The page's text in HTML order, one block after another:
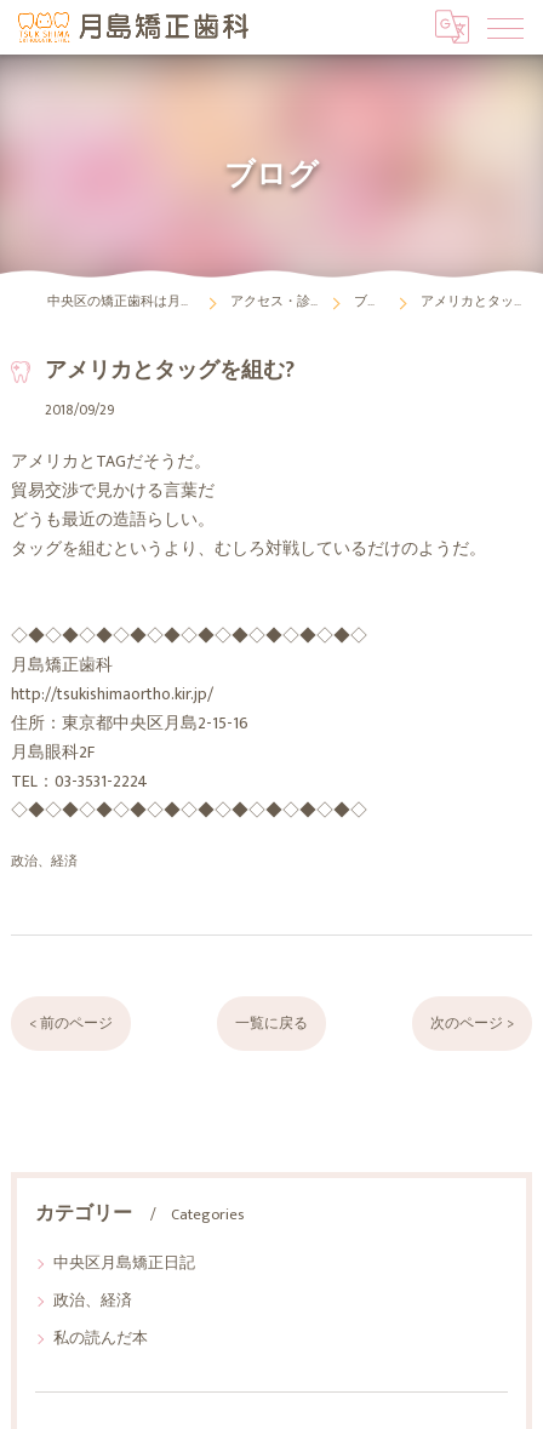
ブログ
中央区の矯正歯科は月島矯正歯科 アクセス・診療時間 ブログ アメリカとタッグを組む?
アメリカとタッグを組む?
2018/09/29
アメリカとTAGだそうだ。
貿易交渉で見かける言葉だ
どうも最近の造語らしい。
タッグを組むというより、むしろ対戦しているだけのようだ。
◇◆◇◆◇◆◇◆◇◆◇◆◇◆◇◆◇◆◇◆◇
月島矯正歯科
http://tsukishimaortho.kir.jp/
住所：東京都中央区月島2-15-16
月島眼科2F
TEL：03-3531-2224
◇◆◇◆◇◆◇◆◇◆◇◆◇◆◇◆◇◆◇◆◇
政治、経済
< 前のページ 一覧に戻る 次のページ >
カテゴリー
Categories
中央区月島矯正日記
政治、経済
私の読んだ本